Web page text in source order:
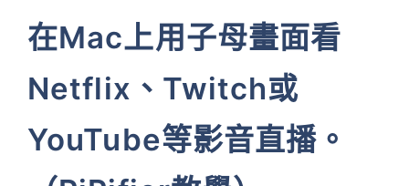
在Mac上用子母畫面看
Netflix、Twitch或
YouTube等影音直播。